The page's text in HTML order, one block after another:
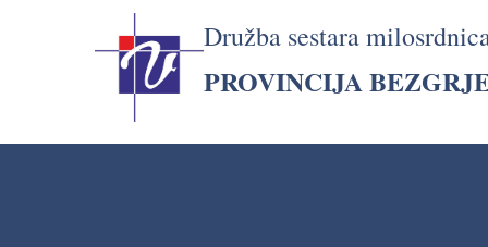
Družba sestara
PROVINCIJA